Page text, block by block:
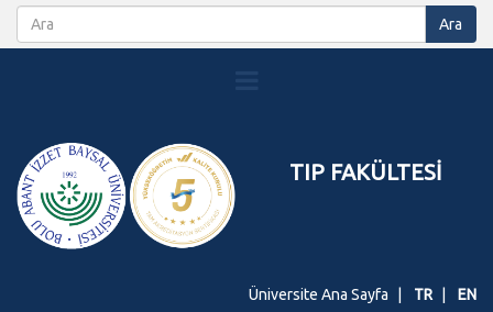
TIP FAKÜLTESİ
Üniversite Ana Sayfa TR EN